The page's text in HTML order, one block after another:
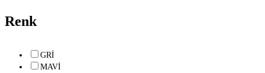
Renk
GRİ
MAVİ